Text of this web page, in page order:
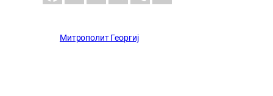
Митрополит Георгиј